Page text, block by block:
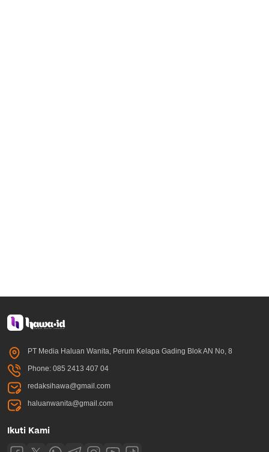
PT Media Haluan Wanita, Perum Kelapa Gading Blok AN No, 8
Phone: 085 2413 407 04
redaksihawa@gmail.com
haluanwanita@gmail.com
Ikuti Kami